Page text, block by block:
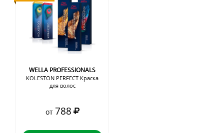
WELLA PROFESSIONALS
KOLESTON PERFECT Краска
для волос
от 788